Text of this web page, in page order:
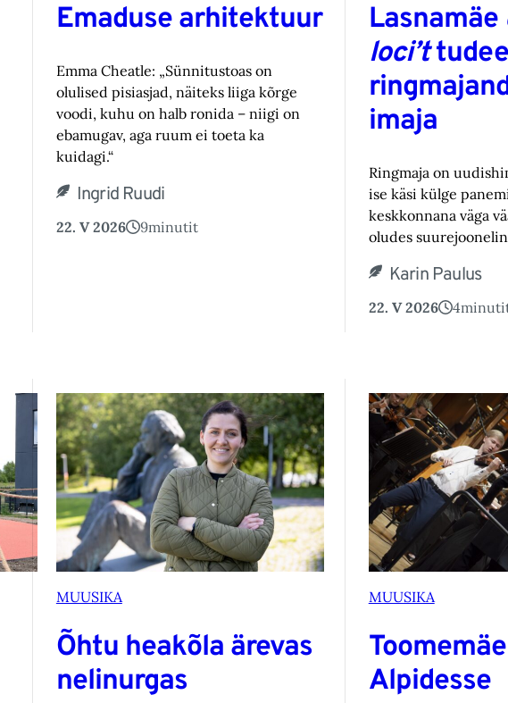
Emaduse arhitektuur
Emma Cheatle: „Sünnitustoas on
olulised pisiasjad, näiteks liiga kõrge
voodi, kuhu on halb ronida – niigi on
ebamugav, aga ruum ei toeta ka
kuidagi.“
Ingrid Ruudi
22. V 2026 9minutit
Lasnamäe
loci’t
imaja
Ringmaja on
ise käsi külge
keskkonnana väga
oludes
Karin Paulus
22. V 2026 4
MUUSIKA
Õhtu heakõla ärevas
nelinurgas
MUUSIKA
Alpidesse